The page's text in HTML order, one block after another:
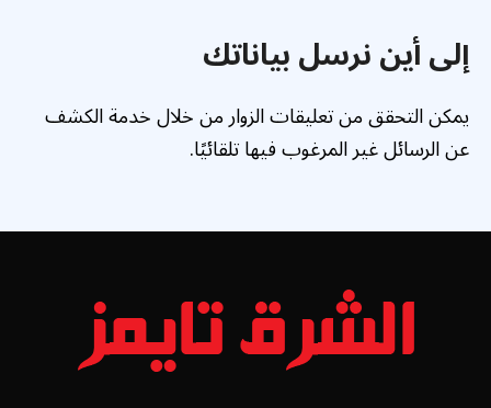
إلى أين نرسل بياناتك
يمكن التحقق من تعليقات الزوار من خلال خدمة الكشف
عن الرسائل غير المرغوب فيها تلقائيًا.